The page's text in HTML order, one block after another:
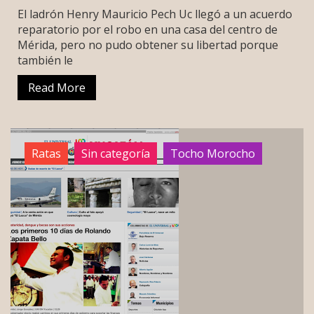
El ladrón Henry Mauricio Pech Uc llegó a un acuerdo
reparatorio por el robo en una casa del centro de
Mérida, pero no pudo obtener su libertad porque
también le
Read More
Ratas Sin categoría Tocho Morocho